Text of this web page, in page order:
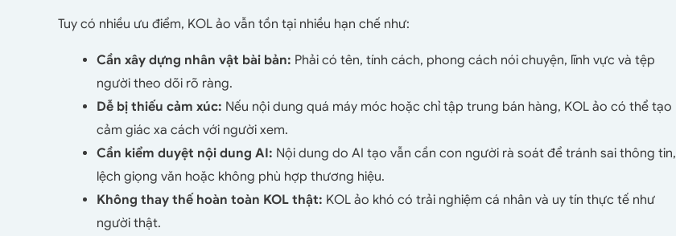
Tuy có nhiều ưu điểm, KOL ảo vẫn tồn tại nhiều hạn chế như:
Cần xây dựng nhân vật bài bản: Phải có tên, tính cách, phong cách nói chuyện, lĩnh vực và tệp
người theo dõi rõ ràng.
Dễ bị thiếu cảm xúc: Nếu nội dung quá máy móc hoặc chỉ tập trung bán hàng, KOL ảo có thể tạo
cảm giác xa cách với người xem.
Cần kiểm duyệt nội dung AI: Nội dung do AI tạo vẫn cần con người rà soát để tránh sai thông tin,
lệch giọng văn hoặc không phù hợp thương hiệu.
Không thay thế hoàn toàn KOL thật: KOL ảo khó có trải nghiệm cá nhân và uy tín thực tế như
người thật.